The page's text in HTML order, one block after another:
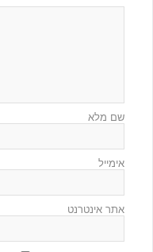
שם מלא
אימייל
אתר אינטרנט